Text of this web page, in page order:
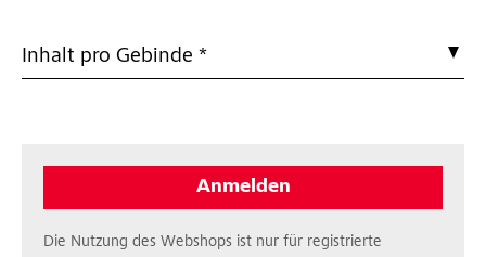
Inhalt pro Gebinde *
Anmelden
Die Nutzung des Webshops ist nur für registrierte